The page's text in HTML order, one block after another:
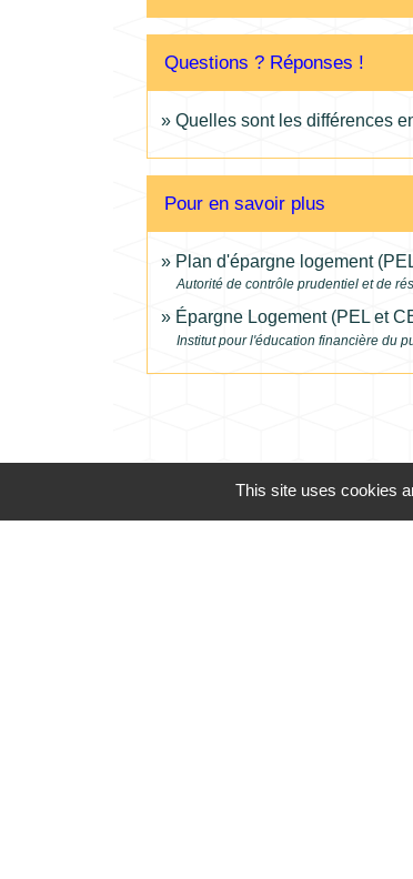
Questions ? Réponses !
Quelles sont les différences
Pour en savoir plus
Plan d'épargne logement
Autorité de contrôle prudentiel et de
Épargne Logement (PEL et
Institut pour l'éducation financière du
This site uses cookies